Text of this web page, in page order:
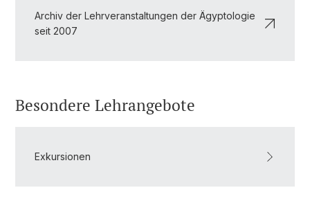
Archiv der Lehrveranstaltungen der Ägyptologie
seit 2007
Besondere Lehrangebote
Exkursionen